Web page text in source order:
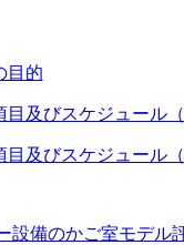
目的
目及びスケジュール
目及びスケジュール
設備のかご室モデル